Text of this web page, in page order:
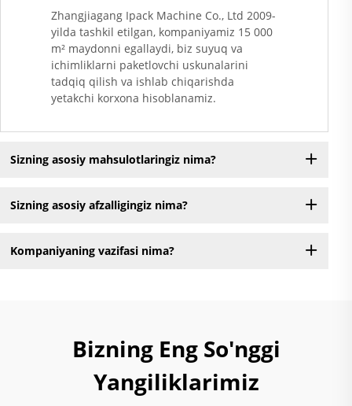
Zhangjiagang Ipack Machine Co., Ltd 2009-
yilda tashkil etilgan, kompaniyamiz 15 000
m² maydonni egallaydi, biz suyuq va
ichimliklarni paketlovchi uskunalarini
tadqiq qilish va ishlab chiqarishda
yetakchi korxona hisoblanamiz.
Sizning asosiy mahsulotlaringiz nima?
Sizning asosiy afzalligingiz nima?
Kompaniyaning vazifasi nima?
Bizning Eng So'nggi
Yangiliklarimiz